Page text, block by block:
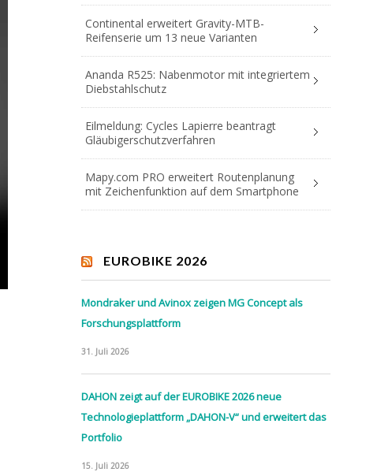
Continental erweitert Gravity-MTB-
Reifenserie um 13 neue Varianten
Ananda R525: Nabenmotor mit integriertem
Diebstahlschutz
Eilmeldung: Cycles Lapierre beantragt
Gläubigerschutzverfahren
Mapy.com PRO erweitert Routenplanung
mit Zeichenfunktion auf dem Smartphone
EUROBIKE 2026
Mondraker und Avinox zeigen MG Concept als
Forschungsplattform
31. Juli 2026
DAHON zeigt auf der EUROBIKE 2026 neue
Technologieplattform „DAHON-V“ und erweitert das
Portfolio
15. Juli 2026